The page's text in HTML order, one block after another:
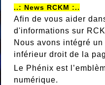
..: News RCKM :..
Afin de vous aider
d'informations sur
Nous avons intégré
inférieur droit de la
Le Phénix est
numérique.